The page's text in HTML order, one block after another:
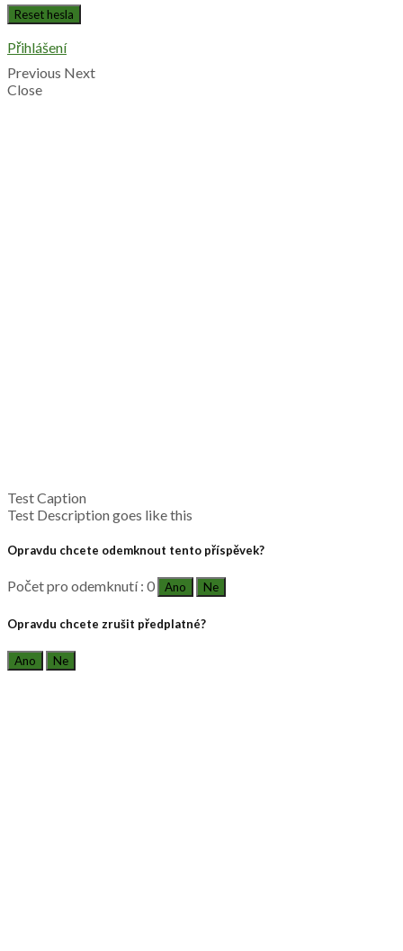
Přihlášení
Previous Next
Close
Test Caption
Test Description goes like this
Opravdu chcete odemknout tento příspěvek?
Počet pro odemknutí : 0 Ano Ne
Opravdu chcete zrušit předplatné?
Ano Ne